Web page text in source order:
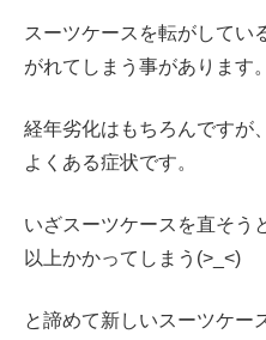
スーツケースを転がしてい
がれてしまう事があります。
経年劣化はもちろんですが
よくある症状です。
いざスーツケースを直そう
以上かかってしまう(>_<)
と諦めて新しいスーツケー